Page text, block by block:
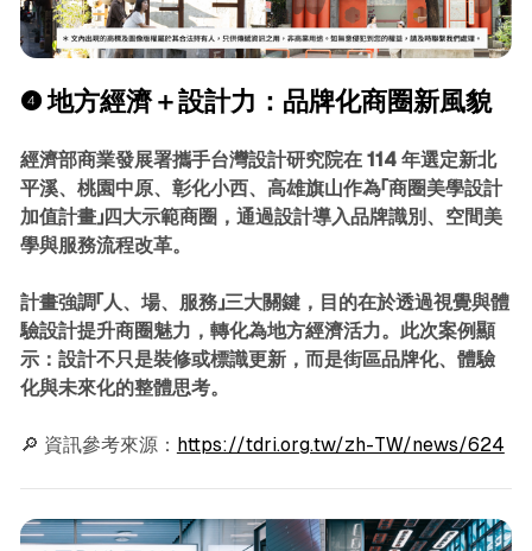
❹ 地方經濟＋設計力：品牌化商圈新風貌
經濟部商業發展署攜手台灣設計研究院在 114 年選定新北
平溪、桃園中原、彰化小西、高雄旗山作為「商圈美學設計
加值計畫」四大示範商圈，通過設計導入品牌識別、空間美
學與服務流程改革。
計畫強調「人、場、服務」三大關鍵，目的在於透過視覺與體
驗設計提升商圈魅力，轉化為地方經濟活力。此次案例顯
示：設計不只是裝修或標識更新，而是街區品牌化、體驗
化與未來化的整體思考。
🔎 資訊參考來源： https://tdri.org.tw/zh-TW/news/624